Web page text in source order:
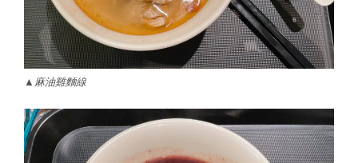
▲麻油雞麵線